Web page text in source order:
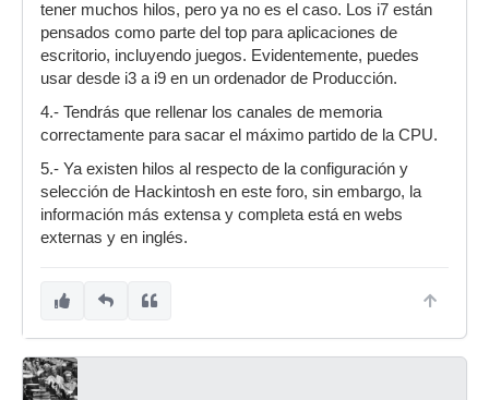
tener muchos hilos, pero ya no es el caso. Los i7 están
pensados como parte del top para aplicaciones de
escritorio, incluyendo juegos. Evidentemente, puedes
usar desde i3 a i9 en un ordenador de Producción.
4.- Tendrás que rellenar los canales de memoria
correctamente para sacar el máximo partido de la CPU.
5.- Ya existen hilos al respecto de la configuración y
selección de Hackintosh en este foro, sin embargo, la
información más extensa y completa está en webs
externas y en inglés.